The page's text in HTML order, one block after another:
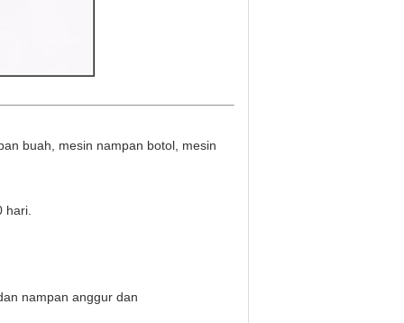
buah, mesin nampan botol, mesin
hari.
nampan anggur dan